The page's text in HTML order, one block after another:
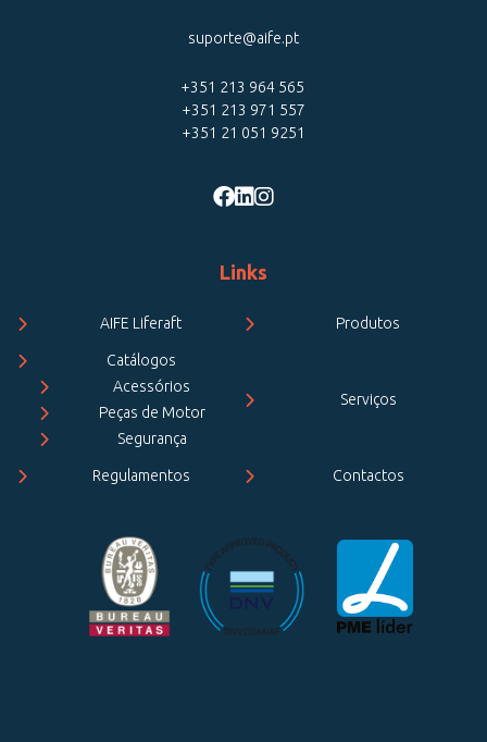
suporte@aife.pt
+351 213 964 565
+351 213 971 557
+351 21 051 9251
Links
AIFE Liferaft Produtos
Catálogos
Acessórios
Peças de Motor
Segurança
Serviços
Regulamentos Contactos